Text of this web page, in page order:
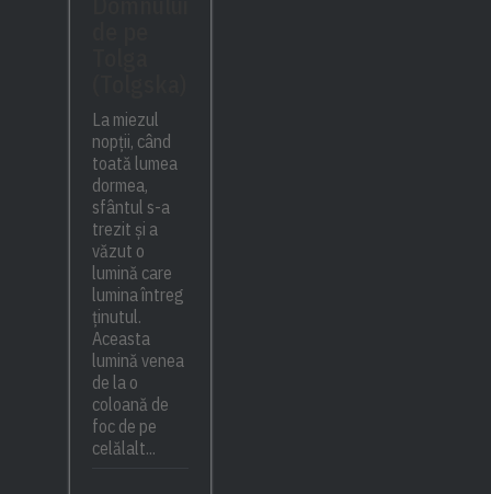
La miezul
nopții, când
toată lumea
dormea,
sfântul s-a
trezit și a
văzut o
lumină care
lumina întreg
ținutul.
Aceasta
lumină venea
de la o
coloană de
foc de pe
celălalt...